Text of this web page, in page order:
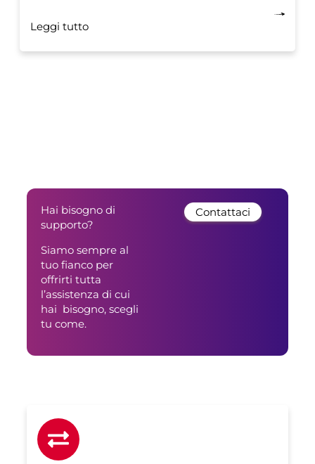
Leggi tutto
Hai bisogno di
supporto?
Siamo sempre al
tuo fianco per
offrirti tutta
l’assistenza di cui
hai bisogno, scegli
tu come.
Contattaci